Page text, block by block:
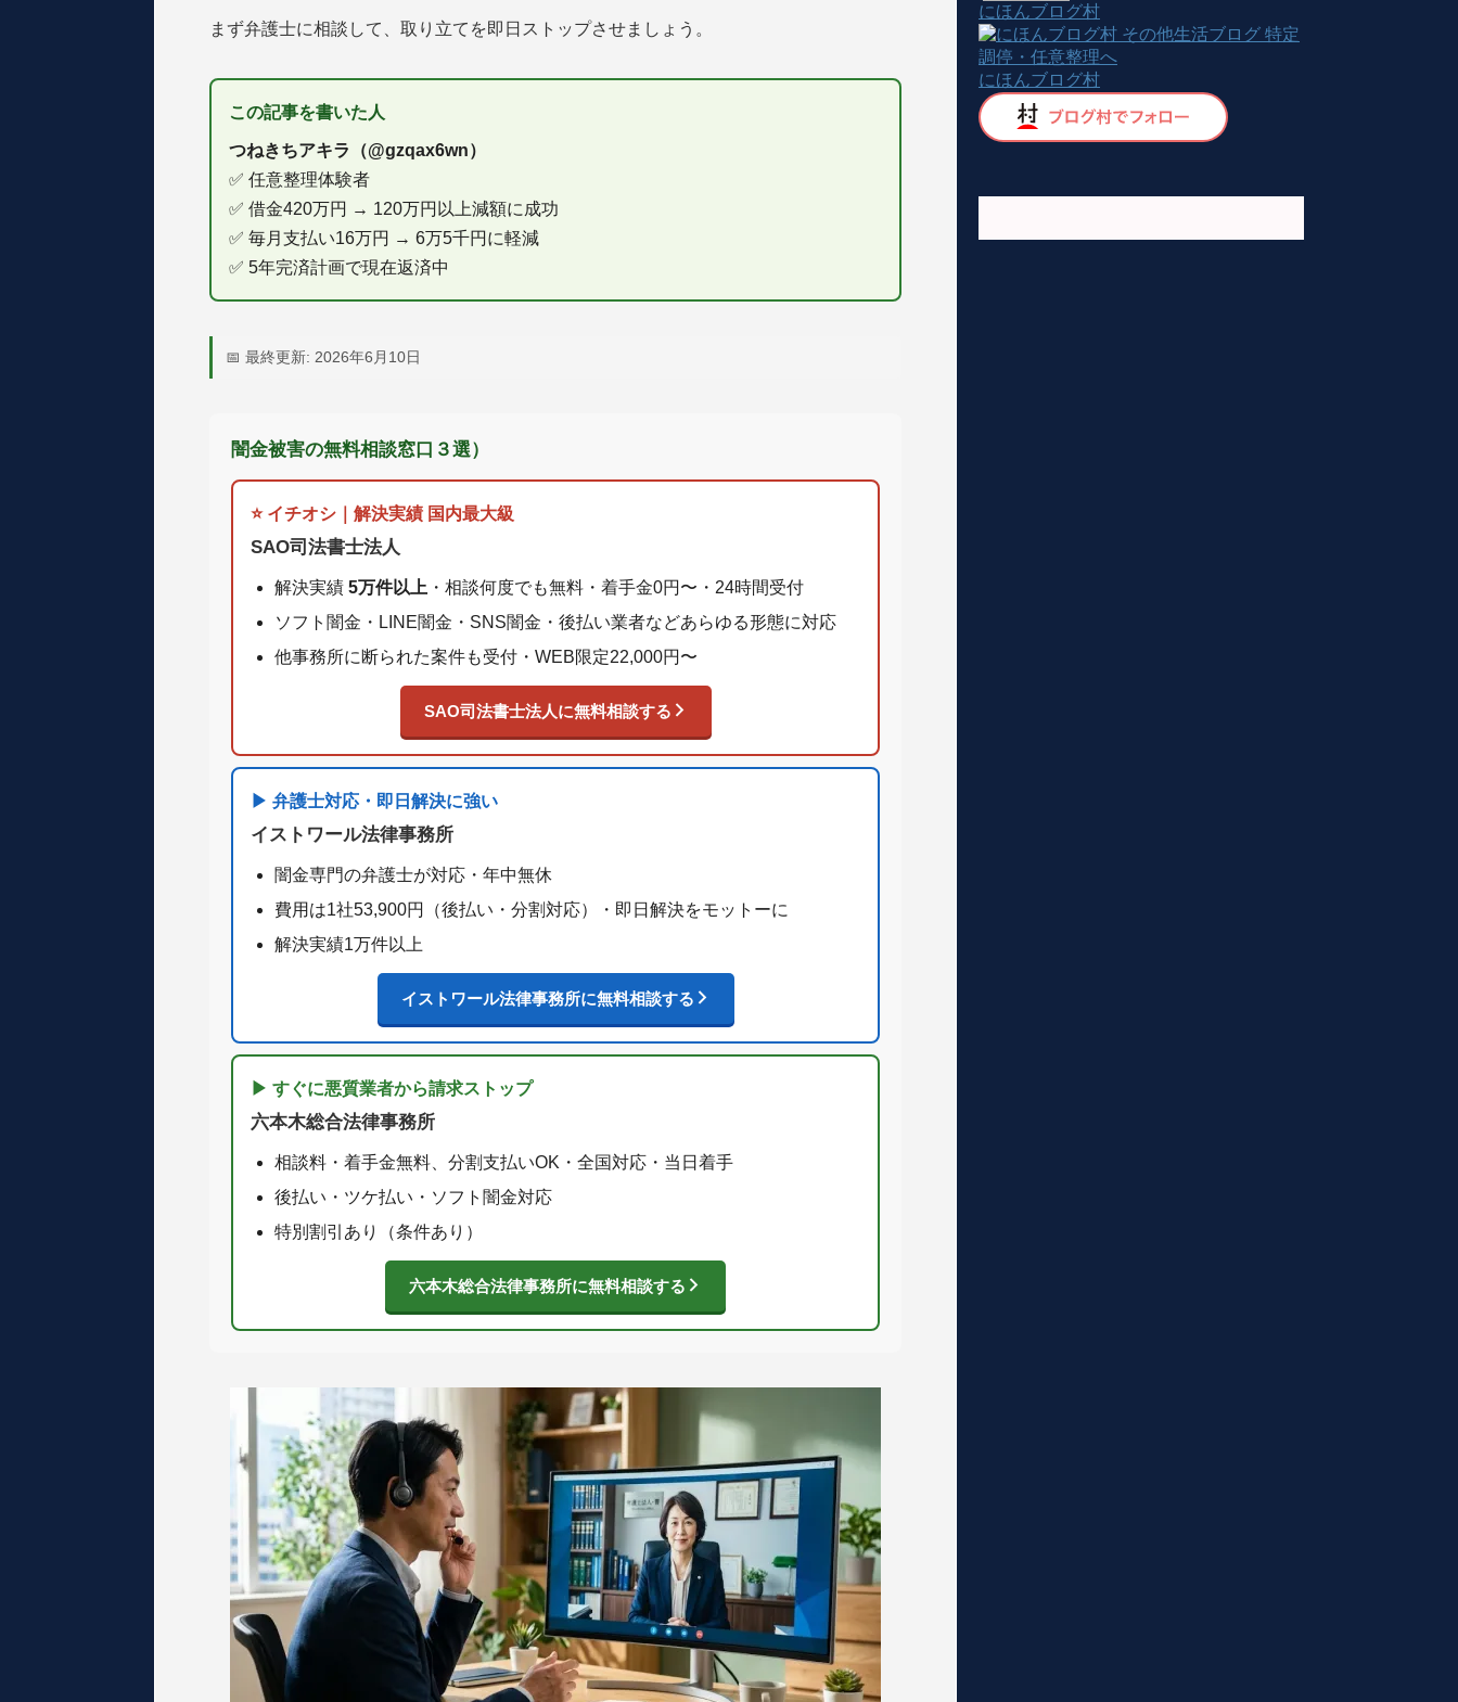
まず弁護士に相談して、取り立てを即日ストップさせましょう。
この記事を書いた人
つねきちアキラ（@gzqax6wn）
✅ 任意整理体験者
✅ 借金420万円 → 120万円以上減額に成功
✅ 毎月支払い16万円 → 6万5千円に軽減
✅ 5年完済計画で現在返済中
📅 最終更新: 2026年6月10日
闇金被害の無料相談窓口３選）
⭐ イチオシ｜解決実績 国内最大級
SAO司法書士法人
解決実績 5万件以上 ・相談何度でも無料・着手金0円〜・24時間受付
ソフト闇金・LINE闇金・SNS闇金・後払い業者などあらゆる形態に対応
他事務所に断られた案件も受付・WEB限定22,000円〜
SAO司法書士法人に無料相談する
▶ 弁護士対応・即日解決に強い
イストワール法律事務所
闇金専門の弁護士が対応・年中無休
費用は1社53,900円（後払い・分割対応）・即日解決をモットーに
解決実績1万件以上
イストワール法律事務所に無料相談する
▶ すぐに悪質業者から請求ストップ
六本木総合法律事務所
相談料・着手金無料、分割支払いOK・全国対応・当日着手
後払い・ツケ払い・ソフト闇金対応
特別割引あり（条件あり）
六本木総合法律事務所に無料相談する
にほんブログ村
にほんブログ村